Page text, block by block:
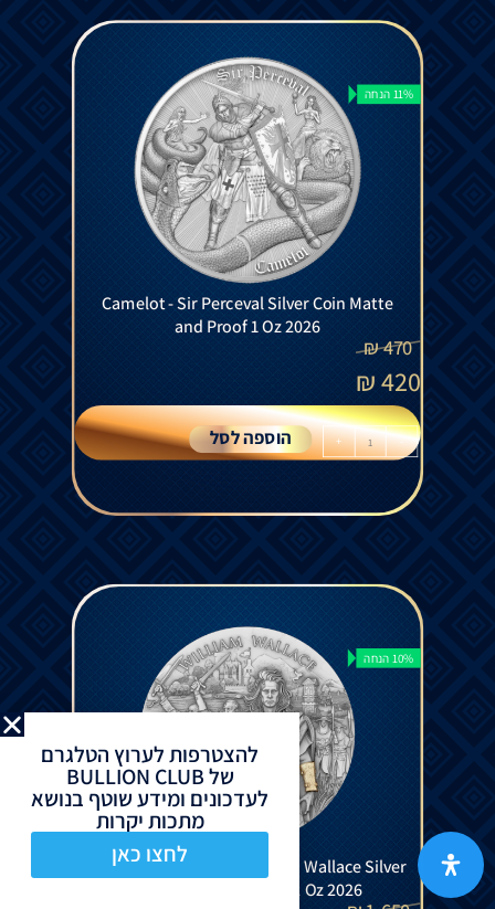
11% הנחה
Camelot - Sir Perceval Silver Coin Matte
and Proof 1 Oz 2026
470
₪
420
₪
-
+ הוספה לסל
10% הנחה
Legendary Warriors - William Wallace Silver
Gilded Coin Antiqued 2 Oz 2026
להצטרפות לערוץ הטלגרם
של BULLION CLUB
לעדכונים ומידע שוטף בנושא
מתכות יקרות
לחצו כאן